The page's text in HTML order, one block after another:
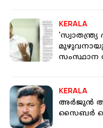
KERALA
സംസ്ഥാന
KERALA
അര്‍ജുന്‍
സൈബര്‍